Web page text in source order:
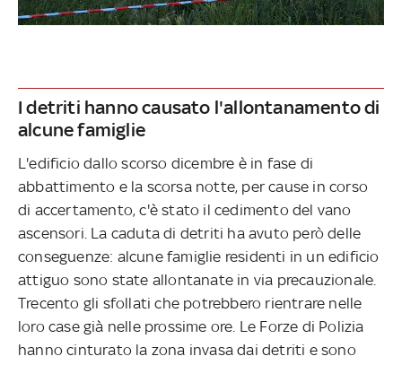
I detriti hanno causato l'allontanamento di
alcune famiglie
L'edificio dallo scorso dicembre è in fase di
abbattimento e la scorsa notte, per cause in corso
di accertamento, c'è stato il cedimento del vano
ascensori. La caduta di detriti ha avuto però delle
conseguenze: alcune famiglie residenti in un edificio
attiguo sono state allontanate in via precauzionale.
Trecento gli sfollati che potrebbero rientrare nelle
loro case già nelle prossime ore. Le Forze di Polizia
hanno cinturato la zona invasa dai detriti e sono